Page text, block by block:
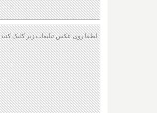
لطفا روی عکس تبلیغات زیر کلیک